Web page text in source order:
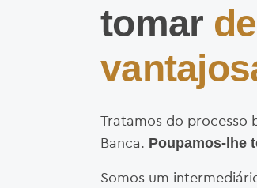
Tratamos do
Banca. Poupamos-lhe
Somos um
tomar